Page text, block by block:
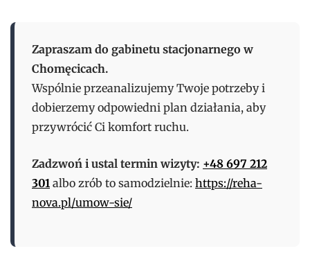
Zapraszam do gabinetu stacjonarnego w
Chomęcicach.
Wspólnie przeanalizujemy Twoje potrzeby i
dobierzemy odpowiedni plan działania, aby
przywrócić Ci komfort ruchu.
Zadzwoń i ustal termin wizyty: +48 697 212
301 albo zrób to samodzielnie: https://reha-
nova.pl/umow-sie/